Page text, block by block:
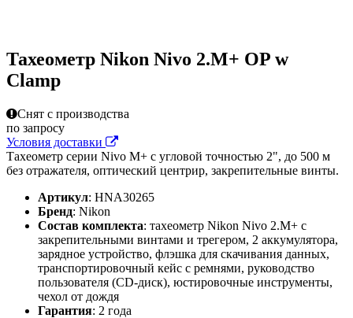
Тахеометр Nikon Nivo 2.М+ OP w
Clamp
Снят с производства
по запросу
Условия доставки
Тахеометр серии Nivo M+ с угловой точностью 2", до 500 м
без отражателя, оптический центрир, закрепительные винты.
Артикул: HNA30265
Бренд: Nikon
Состав комплекта: тахеометр Nikon Nivo 2.М+ с
закрепительными винтами и трегером, 2 аккумулятора,
зарядное устройство, флэшка для скачивания данных,
транспортировочный кейс с ремнями, руководство
пользователя (CD-диск), юстировочные инструменты,
чехол от дождя
Гарантия: 2 года